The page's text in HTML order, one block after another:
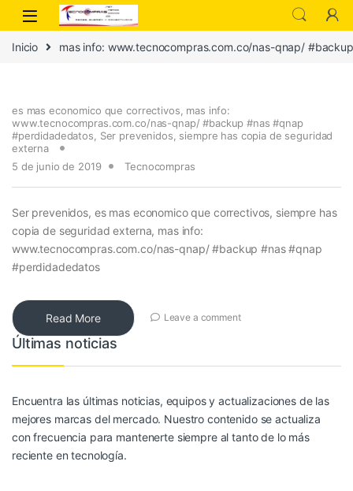
Inicio mas info: www.tecnocompras.com.co/nas-qnap/
es mas economico que correctivos mas info:
www.tecnocompras.com.co/nas-qnap/ #backup #nas #qnap
#perdidadedatos
Ser prevenidos siempre has copia de seguridad
externa
5 de junio de 2019
Tecnocompras
Ser prevenidos, es mas economico que correctivos, siempre has
copia de seguridad externa, mas info:
www.tecnocompras.com.co/nas-qnap/ #backup #nas #qnap
#perdidadedatos
Read More Leave a comment
Últimas noticias
Encuentra las últimas noticias, equipos y actualizaciones de las
mejores marcas del mercado. Nuestro contenido se actualiza
con frecuencia para mantenerte siempre al tanto de lo más
reciente en tecnología.